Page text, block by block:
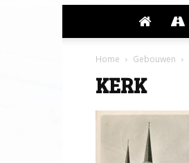
Home Gebouwen
KERK